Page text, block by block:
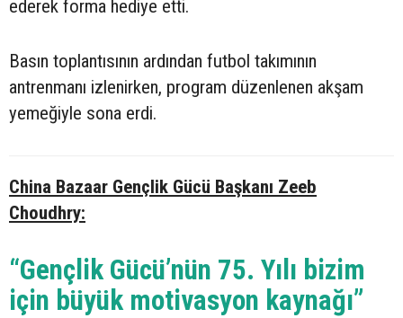
ederek forma hediye etti.
Basın toplantısının ardından futbol takımının
antrenmanı izlenirken, program düzenlenen akşam
yemeğiyle sona erdi.
China Bazaar Gençlik Gücü Başkanı Zeeb
Choudhry:
“Gençlik Gücü’nün 75. Yılı bizim
için büyük motivasyon kaynağı”